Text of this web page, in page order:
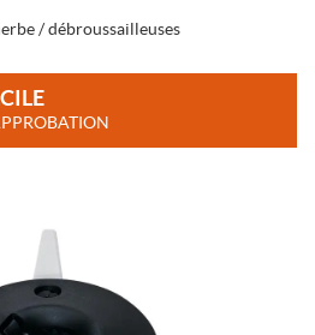
/ débroussailleuses